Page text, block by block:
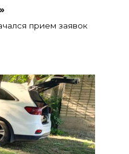
прием заявок